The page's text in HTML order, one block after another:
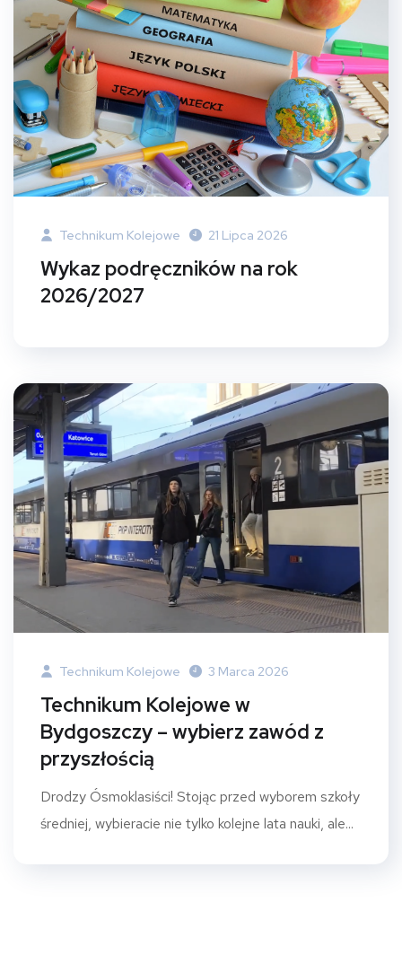
Technikum Kolejowe 21 Lipca 2026
Wykaz podręczników na rok
2026/2027
Technikum Kolejowe 3 Marca 2026
Technikum Kolejowe w
Bydgoszczy – wybierz zawód z
przyszłością
Drodzy Ósmoklasiści! Stojąc przed wyborem szkoły
średniej, wybieracie nie tylko kolejne lata nauki, ale...